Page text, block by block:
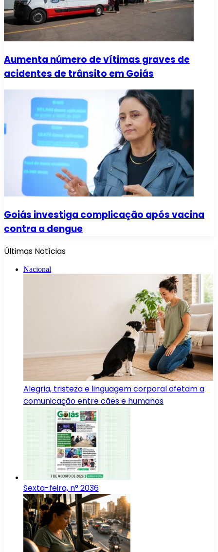
Aumenta número de vítimas graves de
acidentes de trânsito em Goiás
Goiás investiga complicação após vacina
contra a dengue
Últimas Notícias
Nacional
Alegria, tristeza e linguagem corporal afetam a
comunicação entre cães e humanos
Sexta-feira, n° 2036